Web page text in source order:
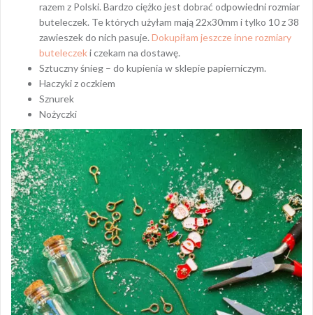
razem z Polski. Bardzo ciężko jest dobrać odpowiedni rozmiar
buteleczek. Te których użyłam mają 22x30mm i tylko 10 z 38
zawieszek do nich pasuje. Dokupiłam jeszcze inne rozmiary
buteleczeki czekam na dostawę.
Sztuczny śnieg – do kupienia w sklepie papierniczym.
Haczyki z oczkiem
Sznurek
Nożyczki